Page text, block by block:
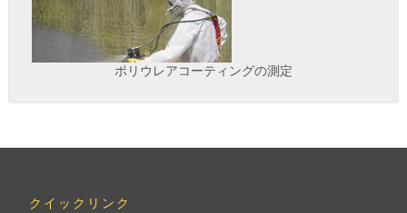
ポリウレアコーティングの測定
クイックリンク